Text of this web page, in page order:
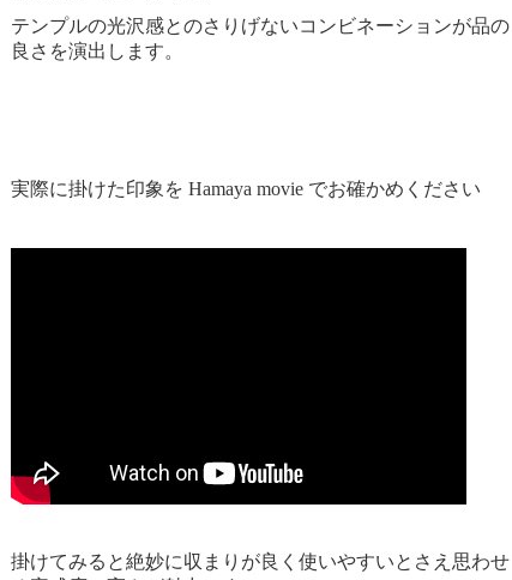
テンプルの光沢感とのさりげないコンビネーションが品の
良さを演出します。
実際に掛けた印象を Hamaya movie でお確かめください
掛けてみると絶妙に収まりが良く使いやすいとさえ思わせ